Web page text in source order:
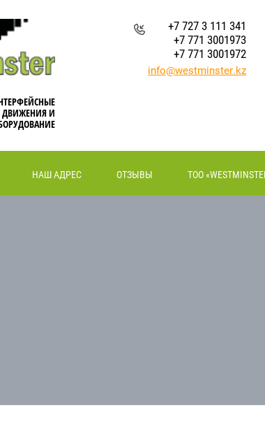
ДВИЖЕНИЯ И
+7 727 3 111 341
+7 771 3001973
+7 771 3001972
info@westminster.kz
НАШ АДРЕС ОТЗЫВЫ ТОО